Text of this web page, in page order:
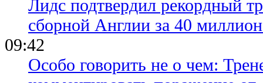
Лидс подтвердил рекордный
сборной Англии за 40
09:42
Особо говорить не о чем: